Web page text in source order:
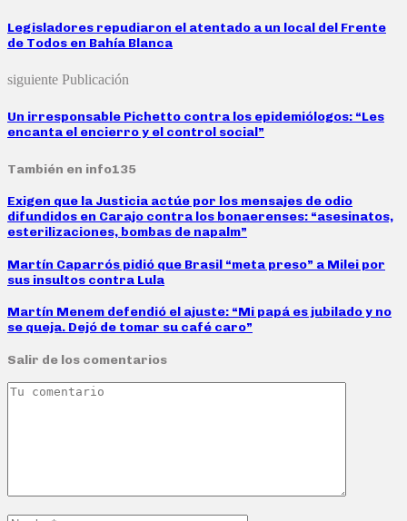
Legisladores repudiaron el atentado a un local del Frente
de Todos en Bahía Blanca
siguiente Publicación
Un irresponsable Pichetto contra los epidemiólogos: “Les
encanta el encierro y el control social”
También en info135
Exigen que la Justicia actúe por los mensajes de odio
difundidos en Carajo contra los bonaerenses: “asesinatos,
esterilizaciones, bombas de napalm”
Martín Caparrós pidió que Brasil “meta preso” a Milei por
sus insultos contra Lula
Martín Menem defendió el ajuste: “Mi papá es jubilado y no
se queja. Dejó de tomar su café caro”
Salir de los comentarios